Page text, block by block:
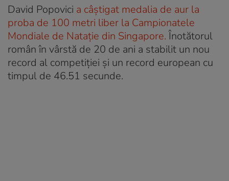
David Popovici a câștigat medalia de aur la
proba de 100 metri liber la Campionatele
Mondiale de Natație din Singapore.Înotătorul
român în vârstă de 20 de ani a stabilit un nou
record al competiției și un record european cu
timpul de 46.51 secunde.